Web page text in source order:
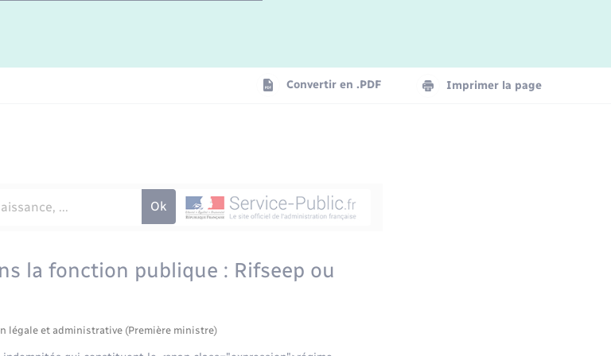
Convertir en .PDF Imprimer la page
la fonction publique : Rifseep ou
légale et administrative (Première ministre)